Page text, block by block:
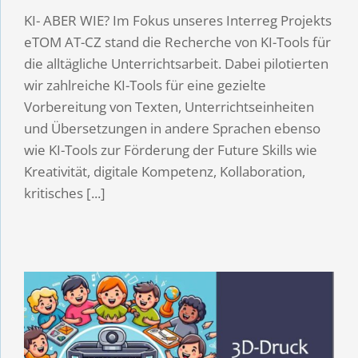
KI- ABER WIE? Im Fokus unseres Interreg Projekts
eTOM AT-CZ stand die Recherche von KI-Tools für
die alltägliche Unterrichtsarbeit. Dabei pilotierten
wir zahlreiche KI-Tools für eine gezielte
Vorbereitung von Texten, Unterrichtseinheiten
und Übersetzungen in andere Sprachen ebenso
wie KI-Tools zur Förderung der Future Skills wie
Kreativität, digitale Kompetenz, Kollaboration,
kritisches [...]